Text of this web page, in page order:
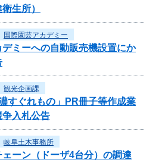
生所）
国際園芸アカデミー
ミーへの自動販売機設置にか
観光企画課
すぐれもの」PR冊子等作成業
入札公告
岐阜土木事務所
ーン（ドーザ4台分）の調達